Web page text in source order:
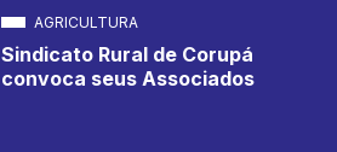
AGRICULTURA
Sindicato Rural de Corupá
convoca seus Associados